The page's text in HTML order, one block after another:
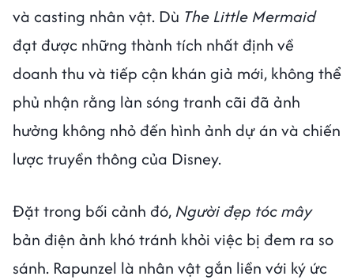
và casting nhân vật. Dù The Little Mermaid
đạt được những thành tích nhất định về
doanh thu và tiếp cận khán giả mới, không thể
phủ nhận rằng làn sóng tranh cãi đã ảnh
hưởng không nhỏ đến hình ảnh dự án và chiến
lược truyền thông của Disney.
Đặt trong bối cảnh đó, Người đẹp tóc mây
bản điện ảnh khó tránh khỏi việc bị đem ra so
sánh. Rapunzel là nhân vật gắn liền với ký ức